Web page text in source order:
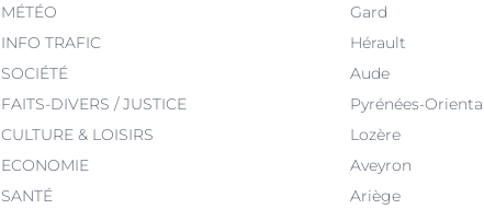
MÉTÉO
INFO TRAFIC
SOCIÉTÉ
FAITS-DIVERS / JUSTICE
CULTURE & LOISIRS
ECONOMIE
SANTÉ
Gard
Hérault
Aude
Pyrénées-
Lozère
Aveyron
Ariège